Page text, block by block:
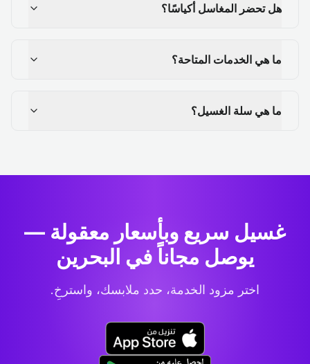
هل تحضر المغاسل أكياسًا؟
ما هي الخدمات المتاحة؟
ما هي سلة الغسيل؟
غسيل سريع وبأسعار معقولة —
يوصل مجاناً في البحرين
اختر مزود الخدمة، حدد ملابسك، واسترخِ.